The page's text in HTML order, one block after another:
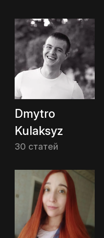
Dmytro
Kulaksyz
30 статей